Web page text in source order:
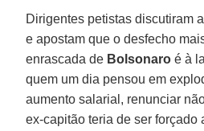
Dirigentes petistas discutiram
e apostam que o desfecho
enrascada de Bolsonaro é à
quem um dia pensou em
aumento salarial, renunciar
ex-capitão teria de ser forçado